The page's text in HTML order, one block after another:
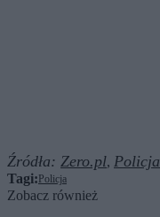
Źródła: Zero.pl, Policja
Tagi: Policja
Zobacz również